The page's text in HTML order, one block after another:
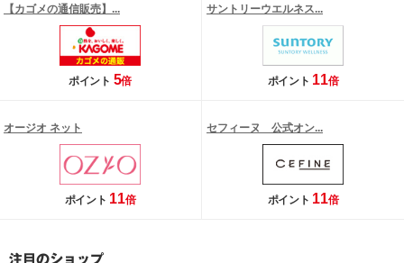
【カゴメの通信販売】...
ポイント 5倍
サントリーウエルネス...
ポイント 11倍
オージオ ネット
ポイント 11倍
セフィーヌ 公式オン...
ポイント 11倍